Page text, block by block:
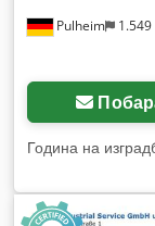
Pulheim
Година на